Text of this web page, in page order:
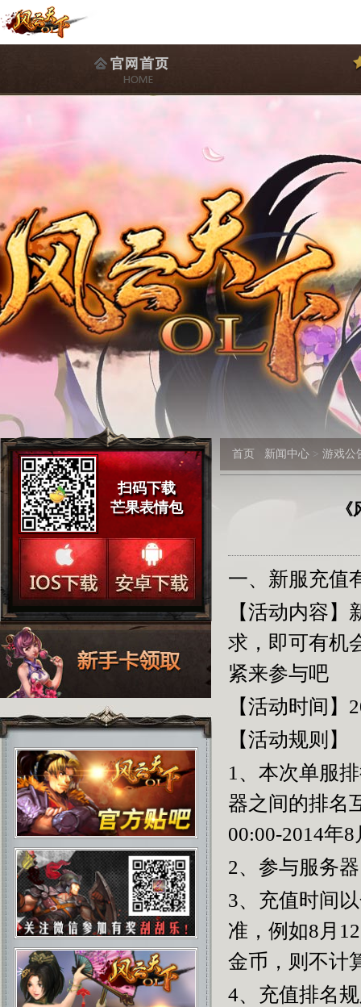
扫码下载
芒果表情包
首页 新闻中心 > 游戏公
一、新服充值
【活动内容
求，即可有机
紧来参与吧
【活动时间】
【活动规则】
1、本次单服
器之间的排名
00:00-2014年8
2、参与服务
3、充值时间
准，例如8月 12
金币，则不计
4、充值排名